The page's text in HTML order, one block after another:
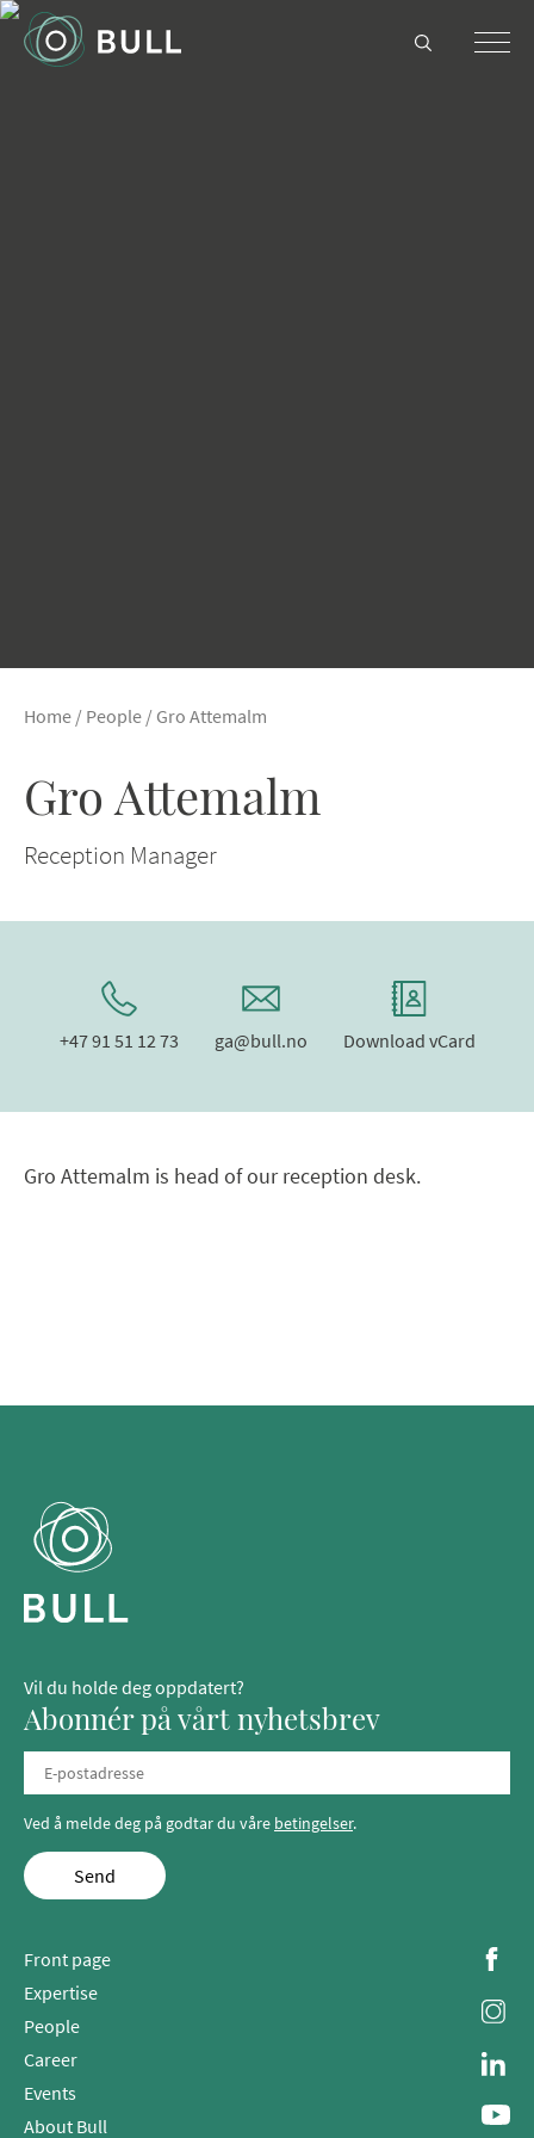
Home / People / Gro Attemalm
Gro Attemalm
Reception Manager
+47 91 51 12 73 ga@bull.no Download vCard
Gro Attemalm is head of our reception desk.
Vil du holde deg oppdatert?
Abonnér på vårt nyhetsbrev
Ved å melde deg på godtar du våre betingelser.
Send
Front page
Expertise
People
Career
Events
About Bull